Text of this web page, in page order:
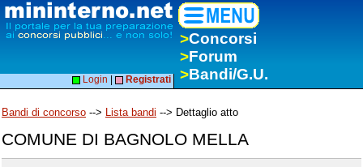
>Concorsi
>Forum
>Bandi/G.U.
Login Registrati
Bandi di concorso --> Lista bandi --> Dettaglio atto
COMUNE DI BAGNOLO MELLA